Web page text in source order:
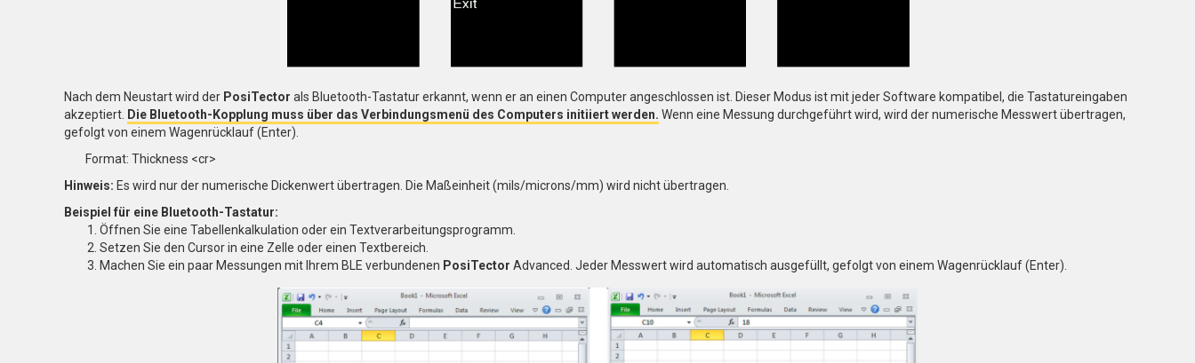
Nach dem Neustart wird der PosiTector als Bluetooth-Tastatur erkannt, wenn er an einen Computer angeschlossen ist. Dieser Modus ist mit jeder Software kompatibel, die Tastatureingaben
akzeptiert. Die Bluetooth-Kopplung muss über das Verbindungsmenü des Computers initiiert werden. Wenn eine Messung durchgeführt wird, wird der numerische Messwert übertragen,
gefolgt von einem Wagenrücklauf (Enter).
Format: Thickness <cr>
Hinweis: Es wird nur der numerische Dickenwert übertragen. Die Maßeinheit (mils/microns/mm) wird nicht übertragen.
Beispiel für eine Bluetooth-Tastatur:
Öffnen Sie eine Tabellenkalkulation oder ein Textverarbeitungsprogramm.
Setzen Sie den Cursor in eine Zelle oder einen Textbereich.
Machen Sie ein paar Messungen mit Ihrem BLE verbundenen PosiTector Advanced. Jeder Messwert wird automatisch ausgefüllt, gefolgt von einem Wagenrücklauf (Enter).